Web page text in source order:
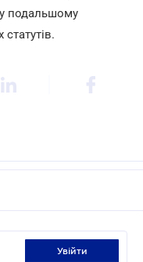
подальшому
увійти